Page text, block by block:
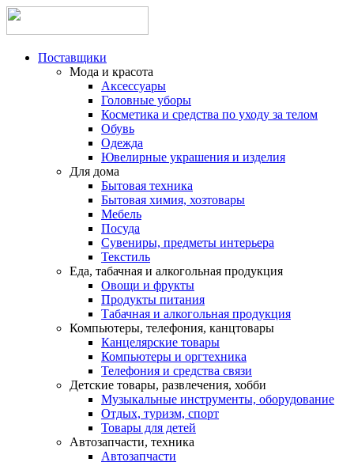
Поставщики
Мода и красота
Аксессуары
Головные уборы
Косметика и средства по уходу за телом
Обувь
Одежда
Ювелирные украшения и изделия
Для дома
Бытовая техника
Бытовая химия, хозтовары
Мебель
Посуда
Сувениры, предметы интерьера
Текстиль
Еда, табачная и алкогольная продукция
Овощи и фрукты
Продукты питания
Табачная и алкогольная продукция
Компьютеры, телефония, канцтовары
Канцелярские товары
Компьютеры и оргтехника
Телефония и средства связи
Детские товары, развлечения, хобби
Музыкальные инструменты, оборудование
Отдых, туризм, спорт
Товары для детей
Автозапчасти, техника
Автозапчасти